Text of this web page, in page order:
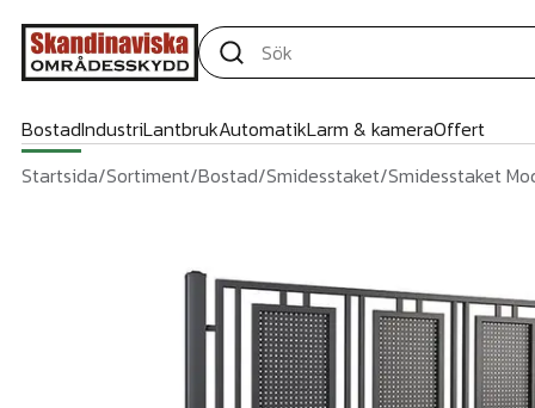
BostadIndustriLantbrukAutomatikLarm & kameraOffert
Startsida/Sortiment/Bostad/Smidesstaket/Smidesstaket